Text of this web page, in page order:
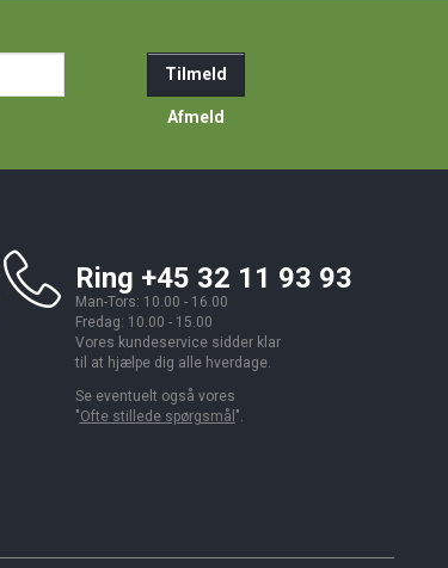
Tilmeld
Afmeld
Ring +45 32 11 93 93
Man-Tors: 10.00 - 16.00
Fredag: 10.00 - 15.00
Vores kundeservice sidder klar
til at hjælpe dig alle hverdage.
Se eventuelt også vores
"Ofte stillede spørgsmål ".